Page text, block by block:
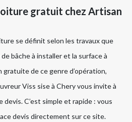
gratuit chez Artisan
se définit selon les travaux que
bâche à installer et la surface à
de ce genre d’opération,
Viss sise à Chery vous invite à
C’est simple et rapide : vous
devis directement sur ce site.